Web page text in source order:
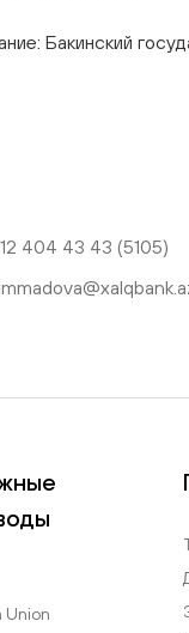
Бакинский
404 43 43 (5105)
Union